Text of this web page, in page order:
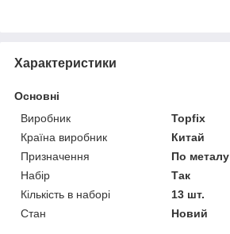
Характеристики
Основні
Виробник
Topfix
Країна виробник
Китай
Призначення
По металу
Набір
Так
Кількість в наборі
13 шт.
Стан
Новий